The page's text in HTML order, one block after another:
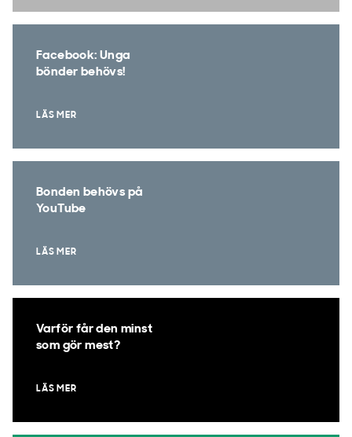
Facebook: Unga
bönder behövs!
LÄS MER
Bonden behövs på
YouTube
LÄS MER
Varför får den minst
som gör mest?
LÄS MER